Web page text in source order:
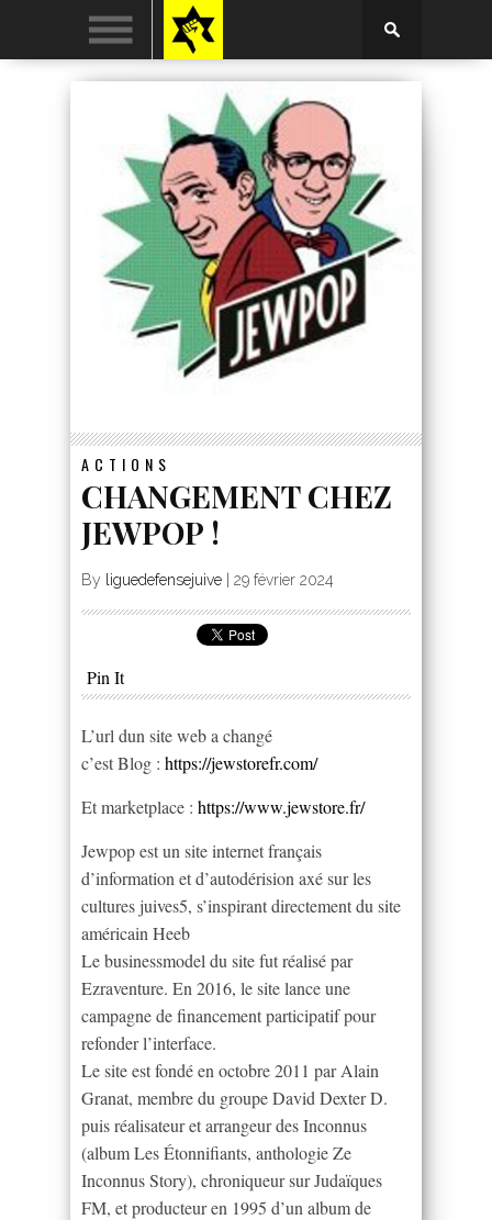
ACTIONS
CHANGEMENT CHEZ
JEWPOP !
By liguedefensejuive 29 février 2024
Pin It
L’url dun site web a changé
c’est Blog : https://jewstorefr.com/
Et marketplace : https://www.jewstore.fr/
Jewpop est un site internet français
d’information et d’autodérision axé sur les
cultures juives5, s’inspirant directement du site
américain Heeb
Le businessmodel du site fut réalisé par
Ezraventure. En 2016, le site lance une
campagne de financement participatif pour
refonder l’interface.
Le site est fondé en octobre 2011 par Alain
Granat, membre du groupe David Dexter D.
puis réalisateur et arrangeur des Inconnus
(album Les Étonnifiants, anthologie Ze
Inconnus Story), chroniqueur sur Judaïques
FM, et producteur en 1995 d’un album de